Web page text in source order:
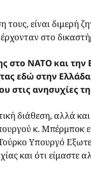
είναι διμερή
στο
στο ΝΑΤΟ και την
εδώ στην
στις ανησυχίες
διάθεση, αλλά και
κ.
Υπουργό
και ότι είμαστε